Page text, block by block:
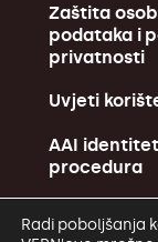
Zaštita
podataka i
privatnosti
Uvjeti
AAI
procedura
Radi poboljšanja